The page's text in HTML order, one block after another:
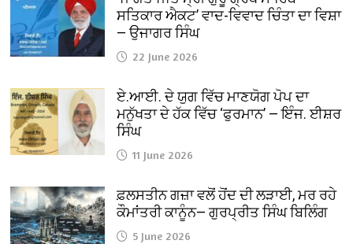
ਸਤਿਕਾਰ ਐਕਟ’ ਵਾਦ-ਵਿਵਾਦ ਚਿੰਤਾ ਦਾ ਵਿਸ਼ਾ
— ਉਜਾਗਰ ਸਿੰਘ
22 June 2026
ਏ.ਆਈ. ਦੇ ਯੁਗ ਵਿੱਚ ਮਾਣਯੋਗ ਪੋਪ ਦਾ
ਮਨੁੱਖਤਾ ਦੇ ਹੱਕ ਵਿੱਚ ‘ਫੁਰਮਾਨ’ — ਇੰਜ. ਈਸ਼ਰ
ਸਿੰਘ
11 June 2026
ਫ਼ਲਸਤੀਨ ਗਜ਼ਾ ਵਲੋਂ ਹੋਂਦ ਦੀ ਲੜਾਈ, ਮਰ ਰਹੇ
ਕੌਮਾਂਤਰੀ ਕਾਨੂੰਨ— ਗੁਰਪ੍ਰੀਤ ਸਿੰਘ ਬਿਲਿੰਗ
5 June 2026